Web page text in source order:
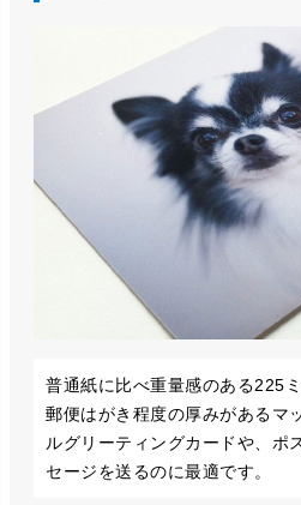
普通紙に比べ重量感のある225
郵便はがき程度の厚みがあるマ
ルグリーティングカードや、ポ
セージを送るのに最適です。